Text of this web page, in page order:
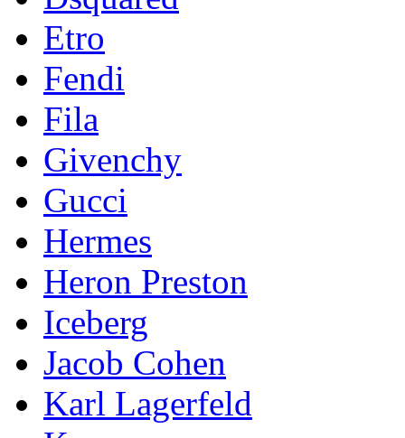
Etro
Fendi
Fila
Givenchy
Gucci
Hermes
Heron Preston
Iceberg
Jacob Cohen
Karl Lagerfeld